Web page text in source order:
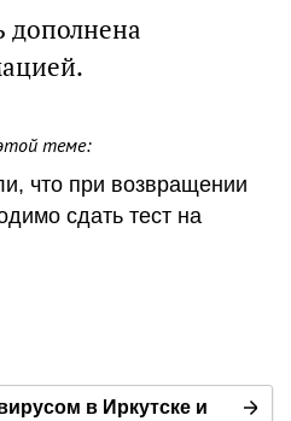
дополнена
теме:
что при возвращении
сдать тест на
в Иркутске и